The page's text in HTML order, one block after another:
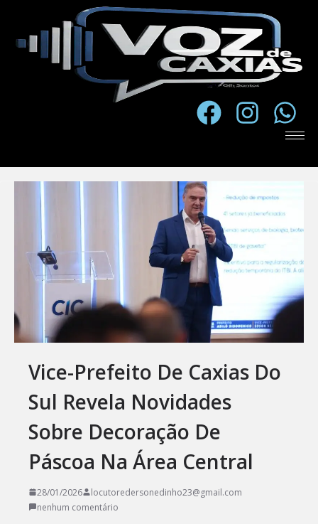
Vice-Prefeito De Caxias Do
Sul Revela Novidades
Sobre Decoração De
Páscoa Na Área Central
28/01/2026
locutoredersonedinho23@gmail.com
nenhum comentário